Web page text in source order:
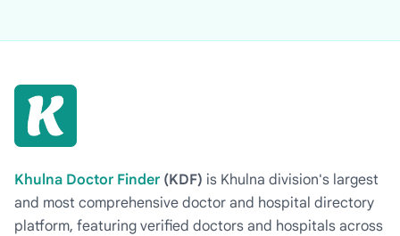
Khulna Doctor Finder (KDF) is Khulna division's largest
and most comprehensive doctor and hospital directory
platform, featuring verified doctors and hospitals across